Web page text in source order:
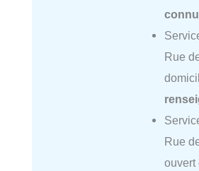
connu
Rue
Rue
ouvert